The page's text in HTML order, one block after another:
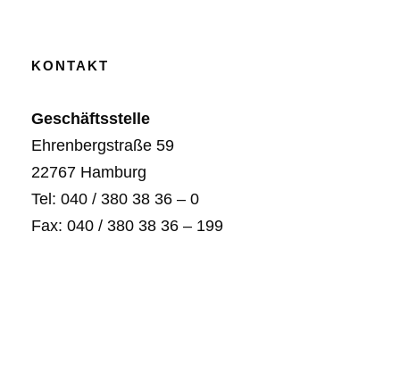
KONTAKT
Geschäftsstelle
Ehrenbergstraße 59
22767 Hamburg
Tel: 040 / 380 38 36 – 0
Fax: 040 / 380 38 36 – 199